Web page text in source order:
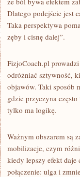
Dlatego podejście jest
Taka perspektywa
zęby i cisnę dalej”.
FizjoCoach.pl
odróżniać sztywność,
objawów. Taki sposób
gdzie przyczyna
tylko ma logikę.
Ważnym obszarem są
mobilizacje, czym
kiedy lepszy efekt daje
połączenie: ulga i